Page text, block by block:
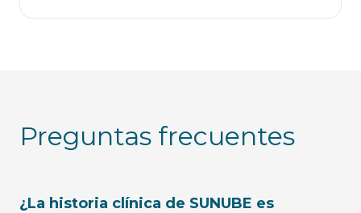
Preguntas frecuentes
¿La historia clínica de SUNUBE es